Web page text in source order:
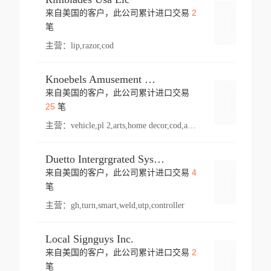
来自美国的客户，此公司累计进口交易 2
笔
主营： lip,razor,cod
Knoebels Amusement Resort
来自美国的客户，此公司累计进口交易
25笔
主营： vehicle,pl 2,arts,home decor,cod,amusement ride,sea
Duetto Intergrgrated Systems Inc.
来自美国的客户，此公司累计进口交易 4
笔
主营： gh,turn,smart,weld,utp,controller
Local Signguys Inc.
来自美国的客户，此公司累计进口交易 2
笔